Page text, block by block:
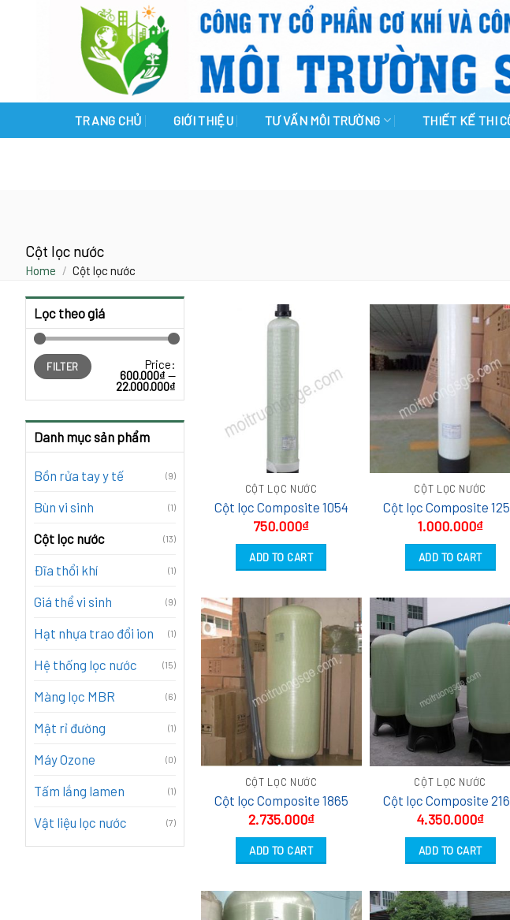
TRANG CHỦ GIỚI THIỆU TƯ VẤN MÔI TRƯỜNG THIẾT KẾ THI
Cột lọc nước
Home / Cột lọc nước
Lọc theo giá
FILTER Price:
600.000₫ —
22.000.000₫
Danh mục sản phẩm
Bồn rửa tay y tế (9)
Bùn vi sinh (1)
Cột lọc nước (13)
Đĩa thổi khí (1)
Giá thể vi sinh (9)
Hạt nhựa trao đổi ion (1)
Hệ thống lọc nước (15)
Màng lọc MBR (6)
Mật rỉ đường (1)
Máy Ozone (0)
Tấm lắng lamen (1)
Vật liệu lọc nước (7)
CỘT LỌC NƯỚC
Cột lọc Composite 1054
750.000₫
ADD TO CART
CỘT LỌC NƯỚC
Cột lọc Composite
1.000.000₫
ADD TO CART
CỘT LỌC NƯỚC
Cột lọc Composite 1865
2.735.000₫
ADD TO CART
CỘT LỌC NƯỚC
Cột lọc Composite
4.350.000₫
ADD TO CART